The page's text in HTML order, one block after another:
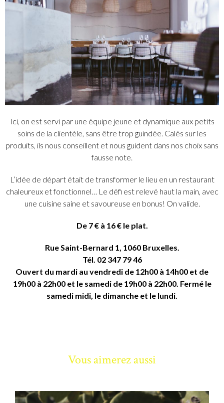
Ici, on est servi par une équipe jeune et dynamique aux petits
soins de la clientèle, sans être trop guindée. Calés sur les
produits, ils nous conseillent et nous guident dans nos choix sans
fausse note.
L’idée de départ était de transformer le lieu en un restaurant
chaleureux et fonctionnel… Le défi est relevé haut la main, avec
une cuisine saine et savoureuse en bonus! On valide.
De 7 € à 16 € le plat.
Rue Saint-Bernard 1, 1060 Bruxelles.
Tél. 02 347 79 46
Ouvert du mardi au vendredi de 12h00 à 14h00 et de
19h00 à 22h00 et le samedi de 19h00 à 22h00. Fermé le
samedi midi, le dimanche et le lundi.
Vous aimerez aussi